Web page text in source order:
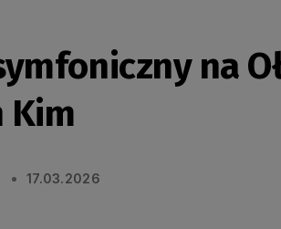
na
Kim
17.03.2026